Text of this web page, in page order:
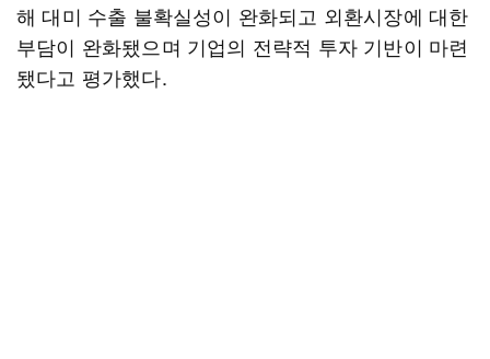
해 대미 수출 불확실성이 완화되고 외환시장에 대한
부담이 완화됐으며 기업의 전략적 투자 기반이 마련
됐다고 평가했다.